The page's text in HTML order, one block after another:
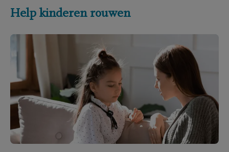
Help kinderen rouwen